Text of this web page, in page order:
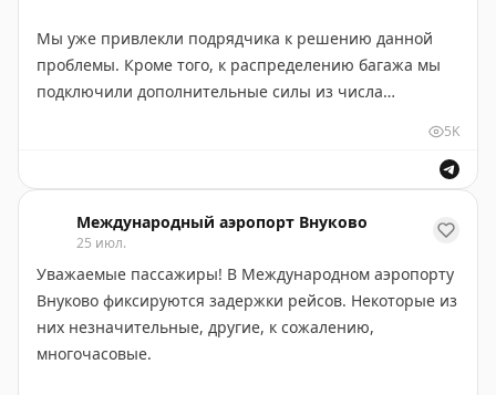
Приносим извинения за доставленные неудобства.
Прилагаем максимальные усилия для изменения
Мы уже привлекли подрядчика к решению данной
проблемы. Кроме того, к распределению багажа мы
подключили дополнительные силы из числа
пассажиров трудностей практически нет. Но
окончательно проблема не решена. Мы работаем над
ее устранением. Ситуация уже лучше. Рассчитываем,
что к вечеру положение с багажом войдет в штатный
режим.
Заметим, что не все рейсы задержаны из-за проблем
5K
Международный аэропорт Внуково
25 июл.
Уважаемые пассажиры! В Международном аэропорту
Внуково фиксируются задержки рейсов. Некоторые из
них незначительные, другие, к сожалению,
многочасовые.